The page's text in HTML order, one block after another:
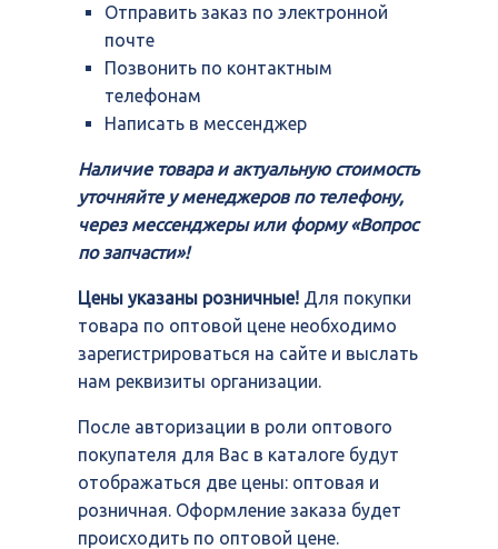
Отправить заказ по электронной
почте
Позвонить по контактным
телефонам
Написать в мессенджер
Наличие товара и актуальную стоимость
уточняйте у менеджеров по телефону,
через мессенджеры или форму «Вопрос
по запчасти»!
Цены указаны розничные! Для покупки
товара по оптовой цене необходимо
зарегистрироваться на сайте и выслать
нам реквизиты организации.
После авторизации в роли оптового
покупателя для Вас в каталоге будут
отображаться две цены: оптовая и
розничная. Оформление заказа будет
происходить по оптовой цене.